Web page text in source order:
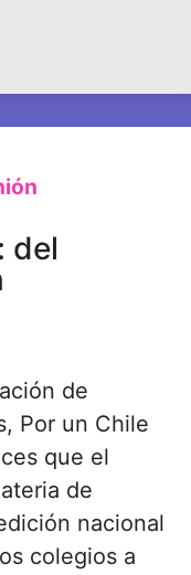
del
de
Por un Chile
que el
de
nacional
colegios a